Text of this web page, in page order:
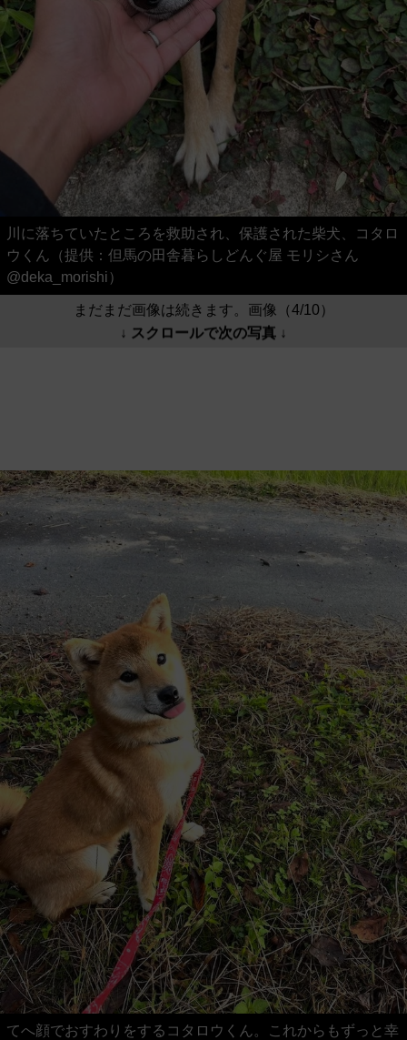
川に落ちていたところを救助され、保護された柴犬、コタロ
ウくん（提供：但馬の田舎暮らしどんぐ屋 モリシさん
@deka_morishi）
まだまだ画像は続きます。画像（4/10）
↓ スクロールで次の写真 ↓
てへ顔でおすわりをするコタロウくん。これからもずっと幸